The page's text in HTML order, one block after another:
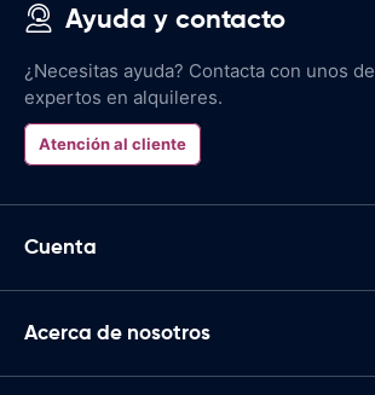
Ayuda y contacto
¿Necesitas ayuda? Contacta con unos
expertos en alquileres.
Atención al cliente
Cuenta
Acerca de nosotros